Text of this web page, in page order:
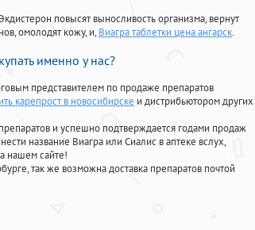
повысят выносливость организма, вернут
омолодят кожу, и, Виагра таблетки цена ангарск.
именно у нас?
представителем по продаже препаратов
карепрост в новосибирске и дистрибьютором других
и успешно подтверждается годами продаж
название Виагра или Сиалис в аптеке вслух,
нашем сайте!
так же возможна доставка препаратов почтой